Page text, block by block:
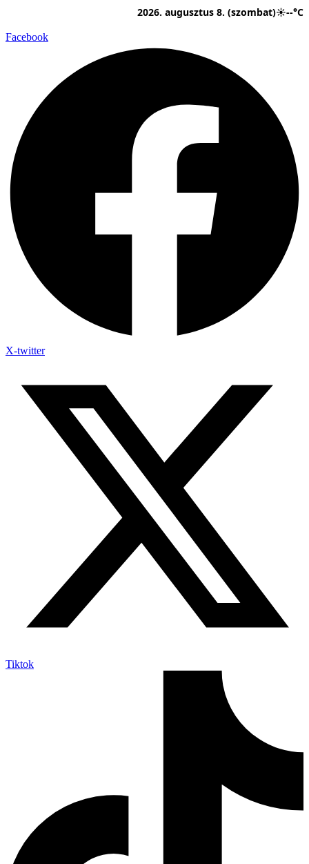
tartalomhoz
2026. augusztus 8. (szombat)☀--°C
Facebook
X-twitter
Tiktok